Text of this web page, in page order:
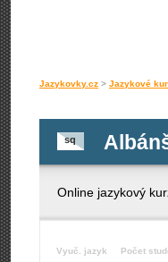
Jazykovky.cz > Jazykové
sq
Online jazykový
Vyuč. jazyk Počet